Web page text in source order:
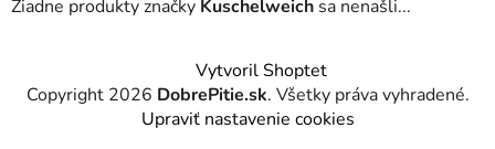
Žiadne produkty značky Kuschelweich sa nenašli...
Vytvoril Shoptet
Copyright 2026 DobrePitie.sk. Všetky práva vyhradené.
Upraviť nastavenie cookies